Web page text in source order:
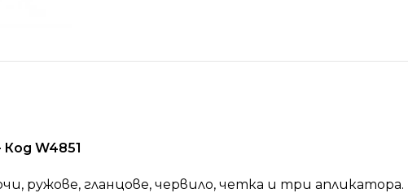
W4851
ружове, гланцове, червило, четка и три апликатора.